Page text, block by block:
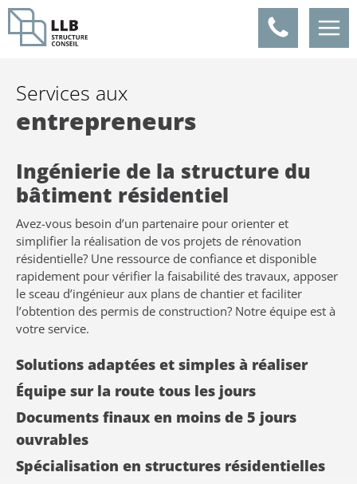
Panneau de gestion des cookies
Services aux
entrepreneurs
Ingénierie de la structure du
bâtiment résidentiel
Avez-vous besoin d’un partenaire pour orienter et
simplifier la réalisation de vos projets de rénovation
résidentielle? Une ressource de confiance et disponible
rapidement pour vérifier la faisabilité des travaux, apposer
le sceau d’ingénieur aux plans de chantier et faciliter
l’obtention des permis de construction? Notre équipe est à
votre service.
Solutions adaptées et simples à réaliser
Équipe sur la route tous les jours
Documents finaux en moins de 5 jours
ouvrables
Spécialisation en structures résidentielles